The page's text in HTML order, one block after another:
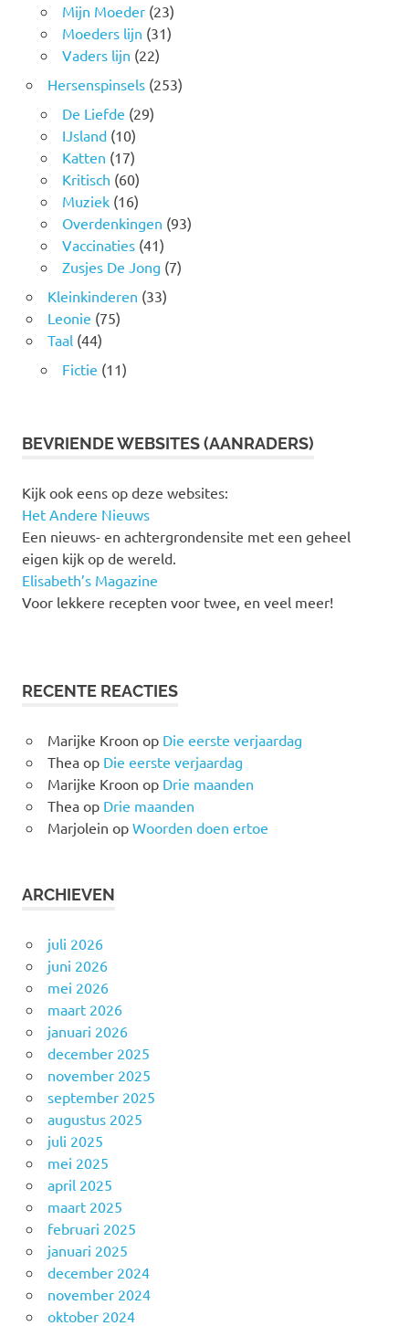
Mijn Moeder(23)
Moeders lijn (31)
Vaders lijn (22)
Hersenspinsels(253)
De Liefde (29)
IJsland(10)
Katten (17)
Kritisch (60)
Muziek(16)
Overdenkingen (93)
Vaccinaties(41)
Zusjes De Jong (7)
Kleinkinderen (33)
Leonie (75)
Taal (44)
Fictie (11)
BEVRIENDE WEBSITES (AANRADERS)
Kijk ook eens op deze websites:
Het Andere Nieuws
Een nieuws- en achtergrondensite met een geheel
eigen kijk op de wereld.
Elisabeth’s Magazine
Voor lekkere recepten voor twee, en veel meer!
RECENTE REACTIES
Marijke Kroon op Die eerste verjaardag
Theaop Die eerste verjaardag
Marijke Kroon op Drie maanden
Theaop Drie maanden
Marjolein op Woorden doen ertoe
ARCHIEVEN
juli 2026
juni 2026
mei 2026
maart 2026
januari 2026
december 2025
november 2025
september 2025
augustus 2025
juli 2025
mei 2025
april 2025
maart 2025
februari 2025
januari 2025
december 2024
november 2024
oktober 2024